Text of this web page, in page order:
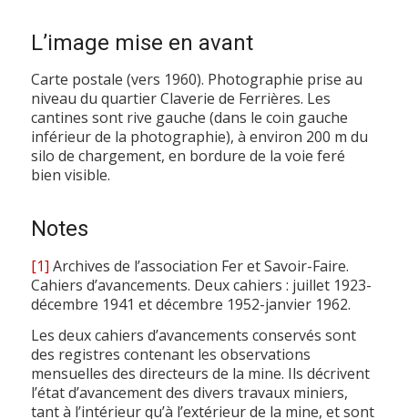
L’image mise en avant
Carte postale (vers 1960). Photographie prise au
niveau du quartier Claverie de Ferrières. Les
cantines sont rive gauche (dans le coin gauche
inférieur de la photographie), à environ 200 m du
silo de chargement, en bordure de la voie feré
bien visible.
Notes
[1] Archives de l’association Fer et Savoir-Faire.
Cahiers d’avancements. Deux cahiers : juillet 1923-
décembre 1941 et décembre 1952-janvier 1962.
Les deux cahiers d’avancements conservés sont
des registres contenant les observations
mensuelles des directeurs de la mine. Ils décrivent
l’état d’avancement des divers travaux miniers,
tant à l’intérieur qu’à l’extérieur de la mine, et sont